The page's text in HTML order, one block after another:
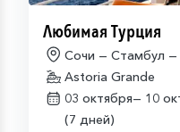
Любимая Турция
Сочи — Стамбул —
Astoria Grande
03 октября— 10
(7 дней)